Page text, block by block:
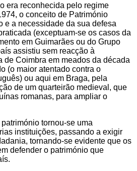
era reconhecida pelo regime
o conceito de Património
e a necessidade da sua defesa
(exceptuam-se os casos da
em Guimarães ou do Grupo
assistiu sem reacção à
de Coimbra em meados da década
(o maior atentado contra o
ou aqui em Braga, pela
de um quarteirão medieval, que
romanas, para ampliar o
tornou-se uma
instituições, passando a exigir
tornando-se evidente que os
defender o património que